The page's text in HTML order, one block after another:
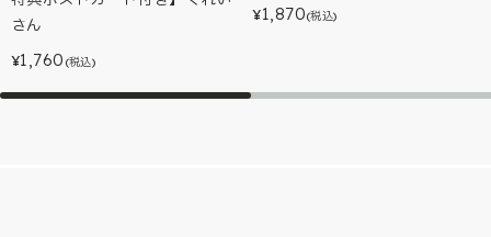
さん
¥1,760 (税込)
¥1,870(税込)